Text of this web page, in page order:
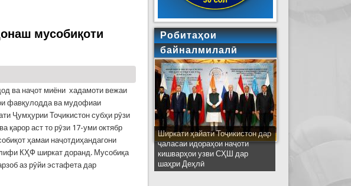
аз кор барканор шуданд
мусобиқоти
ва наҷот миёни хадамоти вежаи
фавқулодда ва мудофиаи
Ҷумҳурии Тоҷикистон субҳи рӯзи
қарор аст то рӯзи 17-уми октябр
ҳамаи наҷотдиҳандагони
КҲФ ширкат доранд. Мусобиқа
аз рӯйи эстафета дар
Робитаҳои
байналмилалӣ
Ширкати ҳайати Тоҷикистон дар
ҷаласаи идораҳои наҷоти
кишварҳои узви СҲШ дар
шаҳри Деҳлӣ